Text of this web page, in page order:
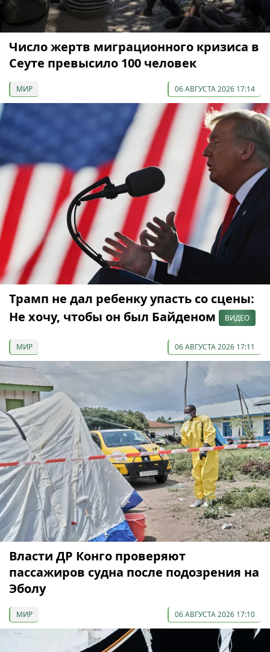
Число жертв миграционного кризиса в
Сеуте превысило 100 человек
МИР 06 АВГУСТА 2026 17:14
Трамп не дал ребенку упасть со сцены:
Не хочу, чтобы он был Байденом
ВИДЕО
МИР 06 АВГУСТА 2026 17:11
Власти ДР Конго проверяют
пассажиров судна после подозрения на
Эболу
МИР 06 АВГУСТА 2026 17:10